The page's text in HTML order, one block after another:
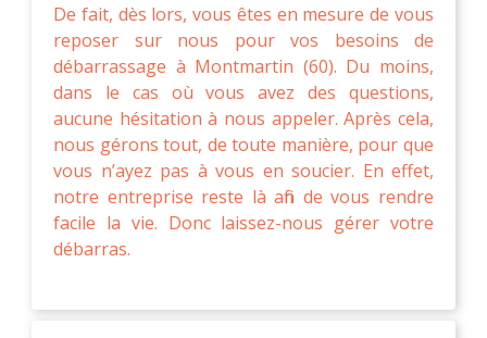
De fait, dès lors, vous êtes en mesure de vous
reposer sur nous pour vos besoins de
débarrassage à Montmartin (60). Du moins,
dans le cas où vous avez des questions,
aucune hésitation à nous appeler. Après cela,
nous gérons tout, de toute manière, pour que
vous n’ayez pas à vous en soucier. En effet,
notre entreprise reste là afin de vous rendre
facile la vie. Donc laissez-nous gérer votre
débarras.